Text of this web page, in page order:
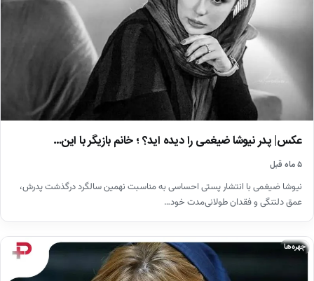
عکس| پدر نیوشا ضیغمی را دیده اید؟ ؛ خانم بازیگر با این…
۵ ماه قبل
نیوشا ضیغمی با انتشار پستی احساسی به مناسبت نهمین سالگرد درگذشت پدرش،
عمق دلتنگی و فقدان طولانی‌مدت خود…
چهره‌ها